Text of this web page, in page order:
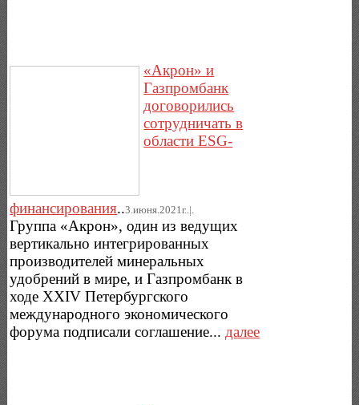
«Акрон» и
Газпромбанк
договорились
сотрудничать в
области ESG-
финансирования..3.июня.2021г..|.
Группа «Акрон», один из ведущих
вертикально интегрированных
производителей минеральных
удобрений в мире, и Газпромбанк в
ходе XXIV Петербургского
международного экономического
форума подписали соглашение... далее